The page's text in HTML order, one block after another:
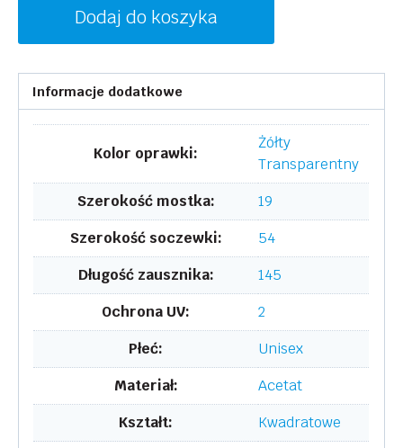
LAURENT
SL
507
005
Dodaj do koszyka
Informacje dodatkowe
Kolor oprawki:
Żółty
Transparentny
Szerokość mostka:
19
Szerokość soczewki:
54
Długość zausznika:
145
Ochrona UV:
2
Płeć:
Unisex
Materiał:
Acetat
Kształt:
Kwadratowe